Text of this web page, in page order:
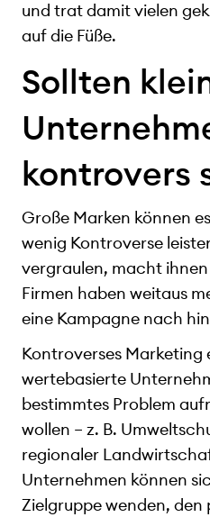
und trat damit vielen
auf die Füße.
Sollten
kontrovers
Große Marken können
wenig Kontroverse
vergraulen, macht
Firmen haben weitaus
eine Kampagne nach
Kontroverses Marketing
wertebasierte
bestimmtes Problem
wollen – z. B.
regionaler
Unternehmen können
Zielgruppe wenden, den